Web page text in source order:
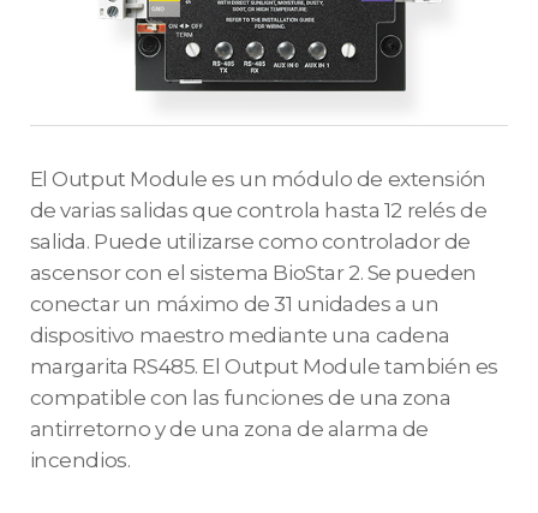
El Output Module es un módulo de extensión
de varias salidas que controla hasta 12 relés de
salida. Puede utilizarse como controlador de
ascensor con el sistema BioStar 2. Se pueden
conectar un máximo de 31 unidades a un
dispositivo maestro mediante una cadena
margarita RS485. El Output Module también es
compatible con las funciones de una zona
antirretorno y de una zona de alarma de
incendios.